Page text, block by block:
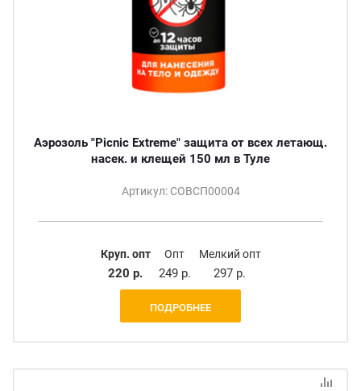
Аэрозоль "Picnic Extreme" защита от всех летающ.
насек. и клещей 150 мл в Туле
Артикул: СОВСП00004
Круп. опт
220 р.
Опт
249 р.
Мелкий опт
297 р.
ПОДРОБНЕЕ